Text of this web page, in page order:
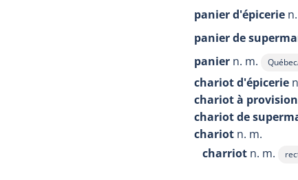
panier d'épicerie
panier de
panier n. m.
chariot d'épicerie
chariot à
chariot de
chariot n. m.
charriot n. m.